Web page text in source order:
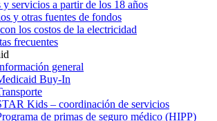
y servicios a partir de los 18 años
y otras fuentes de fondos
los costos de la electricidad
frecuentes
general
Buy-In
Kids – coordinación de servicios
de primas de seguro médico (HIPP)